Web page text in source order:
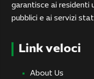
garantisce ai residenti
pubblici e ai servizi
Link veloci
About Us